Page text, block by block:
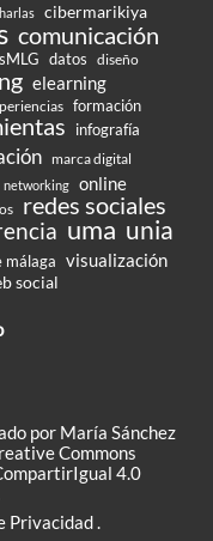
cibermarikiya
comunicación
datos diseño
elearning
formación
infografía
marca digital
networking online
redes sociales
uma unia
málaga visualización
social
por María Sánchez
Commons
4.0
Privacidad.